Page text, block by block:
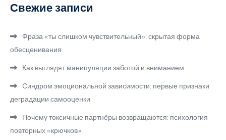
Свежие записи
Фраза «ты слишком чувствительный»: скрытая форма
обесценивания
Как выглядят манипуляции заботой и вниманием
Синдром эмоциональной зависимости: первые признаки
деградации самооценки
Почему токсичные партнёры возвращаются: психология
повторных «крючков»